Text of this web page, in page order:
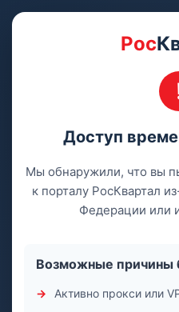
Рос
Доступ
Мы обнаружили, что вы
к порталу РосКвартал
Федерации или
Возможные причины
Активно прокси или